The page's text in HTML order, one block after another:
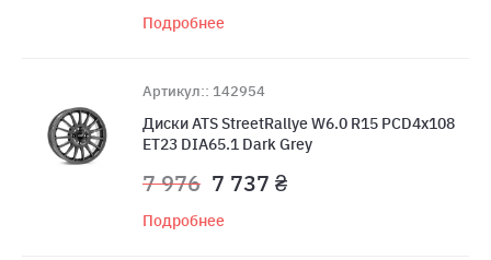
Подробнее
Артикул:: 142954
Диски ATS StreetRallye W6.0 R15 PCD4x108
ET23 DIA65.1 Dark Grey
7 976 7 737 ₴
Подробнее